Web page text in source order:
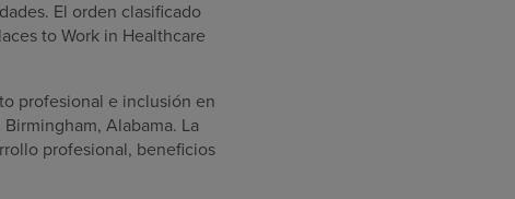
El orden clasificado
to Work in Healthcare
profesional e inclusión en
Alabama. La
profesional, beneficios